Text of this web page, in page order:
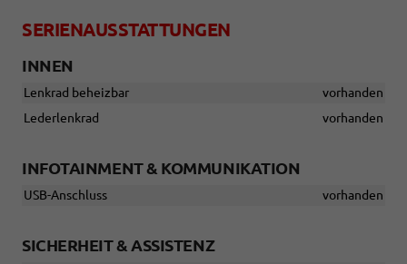
SERIENAUSSTATTUNGEN
INNEN
Lenkrad beheizbar
vorhanden
Lederlenkrad
vorhanden
INFOTAINMENT & KOMMUNIKATION
USB-Anschluss vorhanden
SICHERHEIT & ASSISTENZ